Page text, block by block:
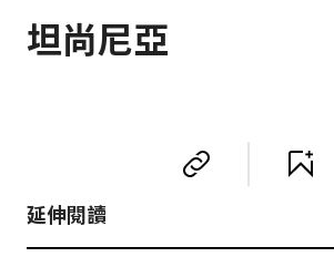
坦尚尼亞
延伸閱讀